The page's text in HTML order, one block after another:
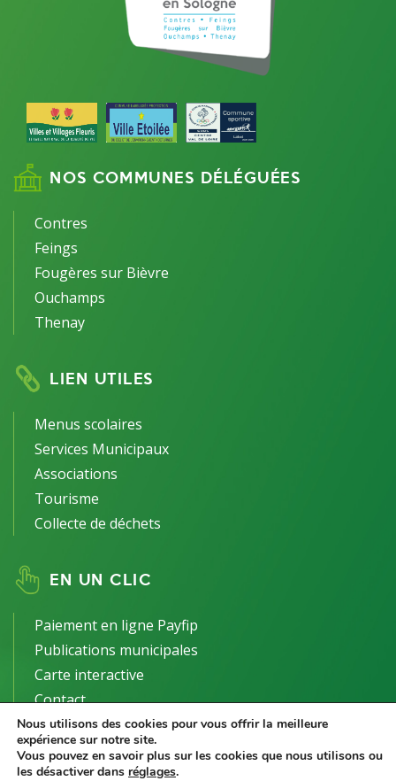
NOS COMMUNES DÉLÉGUÉES
Contres
Feings
Fougères sur Bièvre
Ouchamps
Thenay
LIEN UTILES
Menus scolaires
Services Municipaux
Associations
Tourisme
Collecte de déchets
EN UN CLIC
Paiement en ligne Payfip
Publications municipales
Carte interactive
Contact
Nous utilisons des cookies pour vous offrir la meilleure
expérience sur notre site.
Vous pouvez en savoir plus sur les cookies que nous utilisons ou
les désactiver dans réglages.